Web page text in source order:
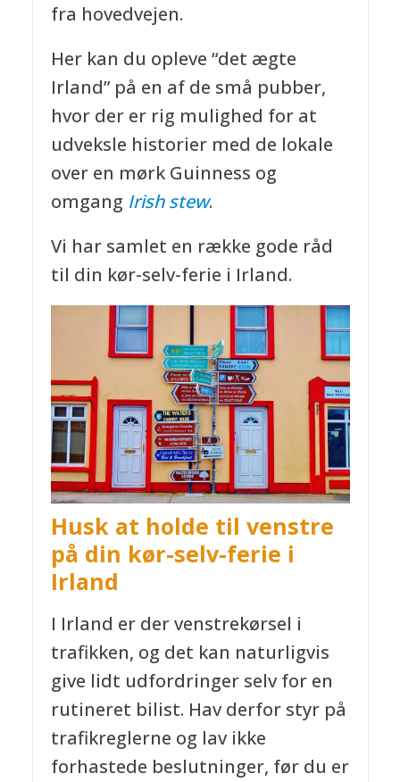
fra hovedvejen.
Her kan du opleve “det ægte
Irland” på en af de små pubber,
hvor der er rig mulighed for at
udveksle historier med de lokale
over en mørk Guinness og
omgang Irish stew.
Vi har samlet en række gode råd
til din kør-selv-ferie i Irland.
Husk at holde til venstre
på din kør-selv-ferie i
Irland
I Irland er der venstrekørsel i
trafikken, og det kan naturligvis
give lidt udfordringer selv for en
rutineret bilist. Hav derfor styr på
trafikreglerne og lav ikke
forhastede beslutninger, før du er